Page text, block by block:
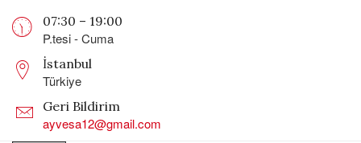
07:30 – 19:00
P.tesi - Cuma
İstanbul
Türkiye
Geri Bildirim
ayvesa12@gmail.com